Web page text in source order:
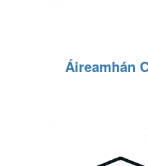
Áireamhán